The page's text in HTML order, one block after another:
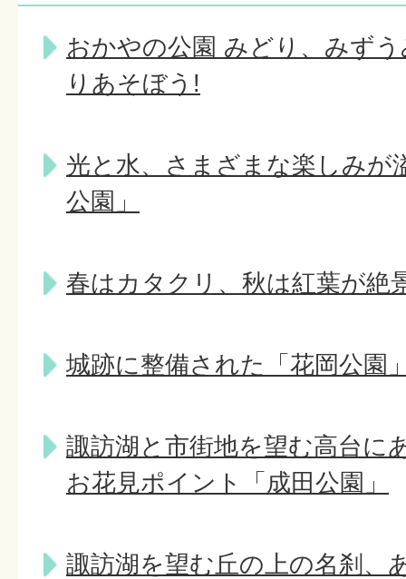
おかやの公園 みどり、みず
りあそぼう!
光と水、さまざまな楽しみが
公園」
春はカタクリ、秋は紅葉が絶
城跡に整備された「花岡公園
諏訪湖と市街地を望む高台に
お花見ポイント「成田公園」
諏訪湖を望む丘の上の名刹、